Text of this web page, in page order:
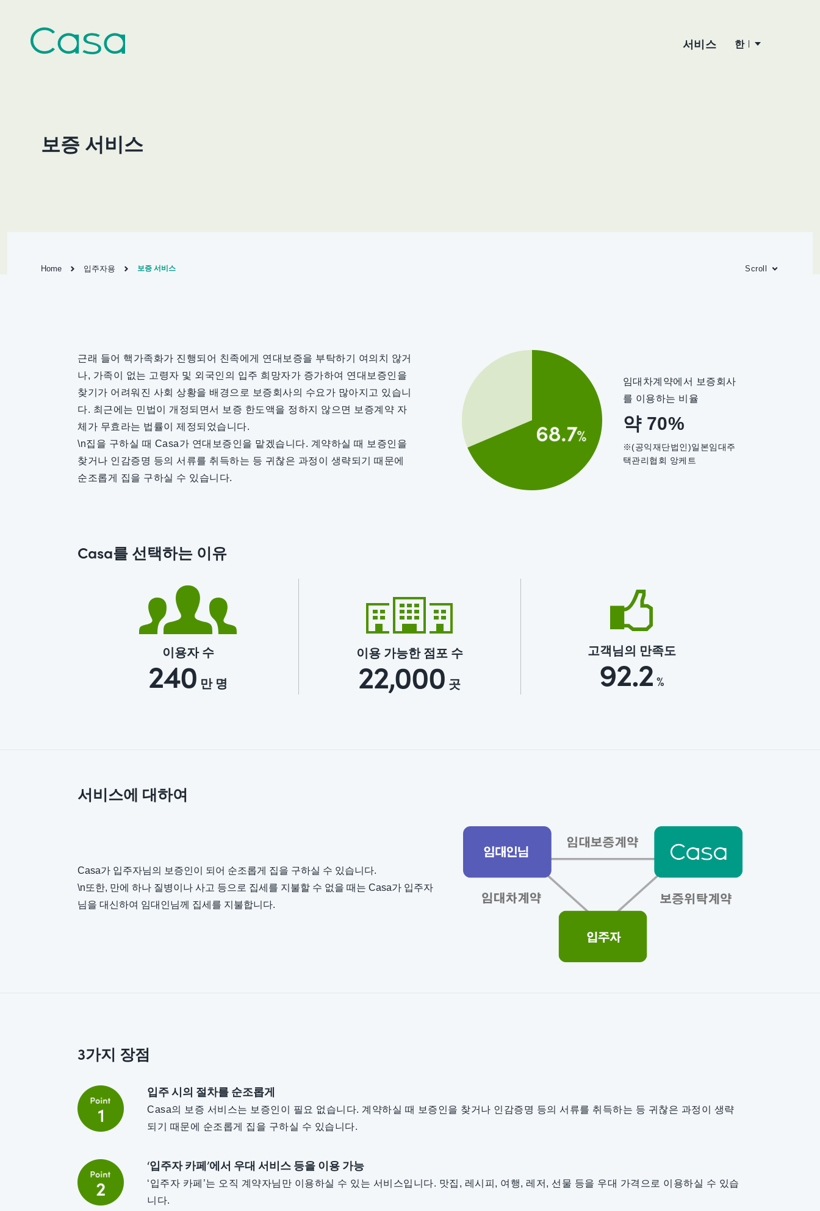
서비스 한
보증 서비스
Home 입주자용 보증 서비스 Scroll
근래 들어 핵가족화가 진행되어 친족에게 연대보증을 부탁하기 여의치 않거
나, 가족이 없는 고령자 및 외국인의 입주 희망자가 증가하여 연대보증인을
찾기가 어려워진 사회 상황을 배경으로 보증회사의 수요가 많아지고 있습니
다. 최근에는 민법이 개정되면서 보증 한도액을 정하지 않으면 보증계약 자
체가 무효라는 법률이 제정되었습니다.
\n집을 구하실 때 Casa가 연대보증인을 맡겠습니다. 계약하실 때 보증인을
찾거나 인감증명 등의 서류를 취득하는 등 귀찮은 과정이 생략되기 때문에
순조롭게 집을 구하실 수 있습니다.
임대차계약에서 보증회사
를 이용하는 비율
약 70%
※(공익재단법인)일본임대주
택관리협회 앙케트
Casa를 선택하는 이유
이용자 수
240 만 명
이용 가능한 점포 수
22,000 곳
고객님의 만족도
92.2 %
서비스에 대하여
Casa가 입주자님의 보증인이 되어 순조롭게 집을 구하실 수 있습니다.
\n또한, 만에 하나 질병이나 사고 등으로 집세를 지불할 수 없을 때는 Casa가 입주자
님을 대신하여 임대인님께 집세를 지불합니다.
3가지 장점
입주 시의 절차를 순조롭게
Casa의 보증 서비스는 보증인이 필요 없습니다. 계약하실 때 보증인을 찾거나 인감증명 등의 서류를 취득하는 등 귀찮은 과정이 생략
되기 때문에 순조롭게 집을 구하실 수 있습니다.
‘입주자 카페’에서 우대 서비스 등을 이용 가능
‘입주자 카페’는 오직 계약자님만 이용하실 수 있는 서비스입니다. 맛집, 레시피, 여행, 레저, 선물 등을 우대 가격으로 이용하실 수 있습
니다.